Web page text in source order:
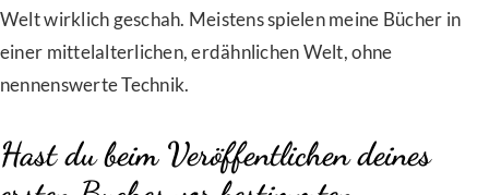
Welt wirklich geschah. Meistens spielen meine Bücher in
einer mittelalterlichen, erdähnlichen Welt, ohne
nennenswerte Technik.
Hast du beim Veröffentlichen deines